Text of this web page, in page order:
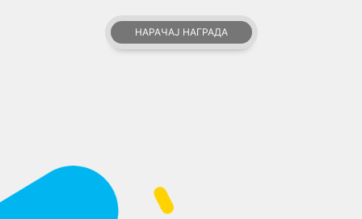
НАРАЧАЈ НАГРАДА